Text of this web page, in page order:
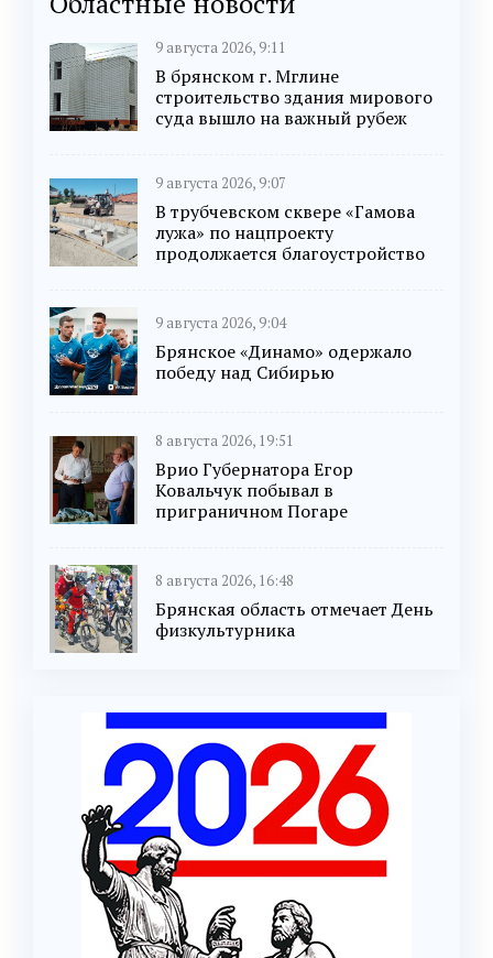
9 августа 2026, 9:11
В брянском г. Мглине
строительство здания мирового
суда вышло на важный рубеж
9 августа 2026, 9:07
В трубчевском сквере «Гамова
лужа» по нацпроекту
продолжается благоустройство
9 августа 2026, 9:04
Брянское «Динамо» одержало
победу над Сибирью
8 августа 2026, 19:51
Врио Губернатора Егор
Ковальчук побывал в
приграничном Погаре
8 августа 2026, 16:48
Брянская область отмечает День
физкультурника